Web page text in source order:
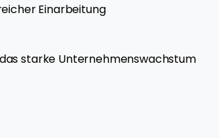
Einarbeitung
starke Unternehmenswachstum